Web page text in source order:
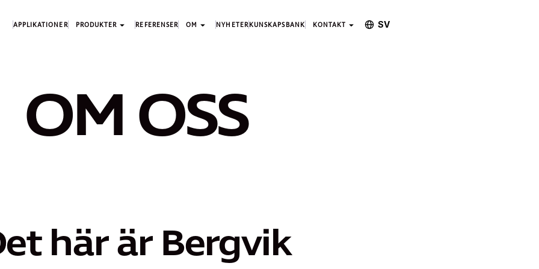
APPLIKATIONER PRODUKTER REFERENSER OM NYHETERKUNSKAPSBANK KONTAKT SV
OM OSS
här är Bergvik